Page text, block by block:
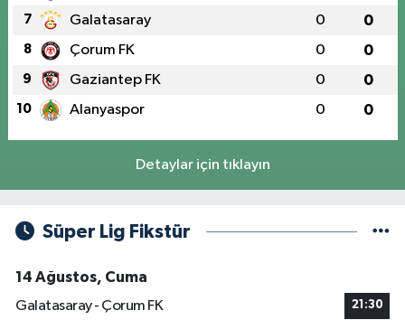
7 Galatasaray 0 0
8 Çorum FK 0 0
9 Gaziantep FK 0 0
10 Alanyaspor 0 0
Detaylar için tıklayın
Süper Lig Fikstür
14 Ağustos, Cuma
Galatasaray - Çorum FK
21:30